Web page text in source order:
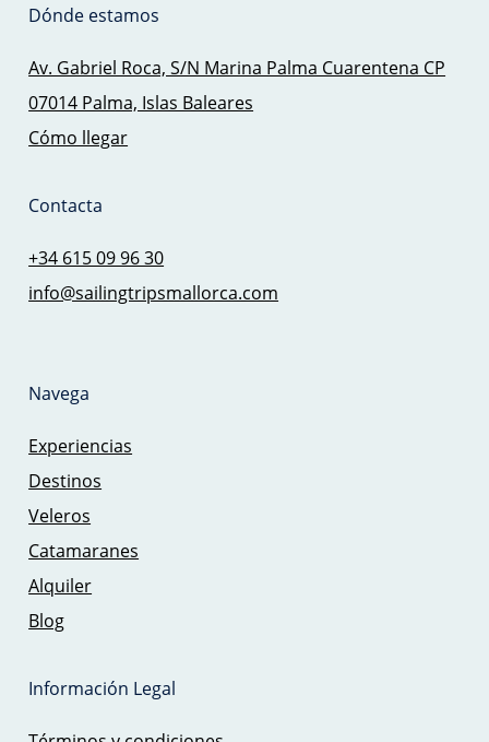
Dónde estamos
Av. Gabriel Roca, S/N Marina Palma Cuarentena CP
07014 Palma, Islas Baleares
Cómo llegar
Contacta
+34 615 09 96 30
info@sailingtripsmallorca.com
Navega
Experiencias
Destinos
Veleros
Catamaranes
Alquiler
Blog
Información Legal